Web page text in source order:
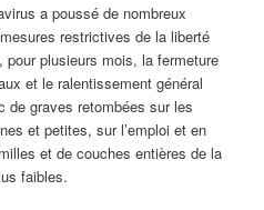
a poussé de nombreux
restrictives de la liberté
plusieurs mois, la fermeture
et le ralentissement général
graves retombées sur les
et petites, sur l’emploi et en
et de couches entières de la
faibles.